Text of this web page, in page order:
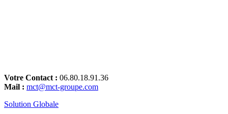
Votre Contact : 06.80.18.91.36
Mail : mct@mct-groupe.com
Solution Globale